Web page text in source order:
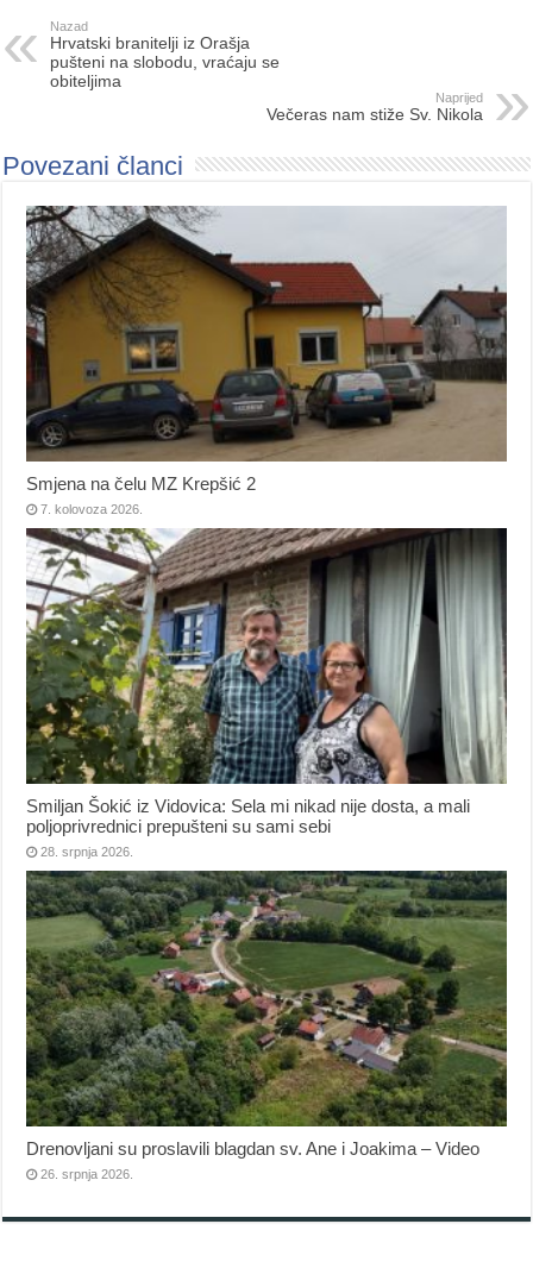
Nazad
Hrvatski branitelji iz Orašja
pušteni na slobodu, vraćaju se
obiteljima
Naprijed
Večeras nam stiže Sv. Nikola
Povezani članci
Smjena na čelu MZ Krepšić 2
7. kolovoza 2026.
Smiljan Šokić iz Vidovica: Sela mi nikad nije dosta, a mali
poljoprivrednici prepušteni su sami sebi
28. srpnja 2026.
Drenovljani su proslavili blagdan sv. Ane i Joakima – Video
26. srpnja 2026.